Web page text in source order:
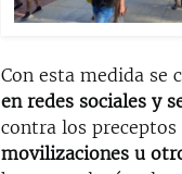
Con esta medida se
en redes sociales y
contra los
movilizaciones u